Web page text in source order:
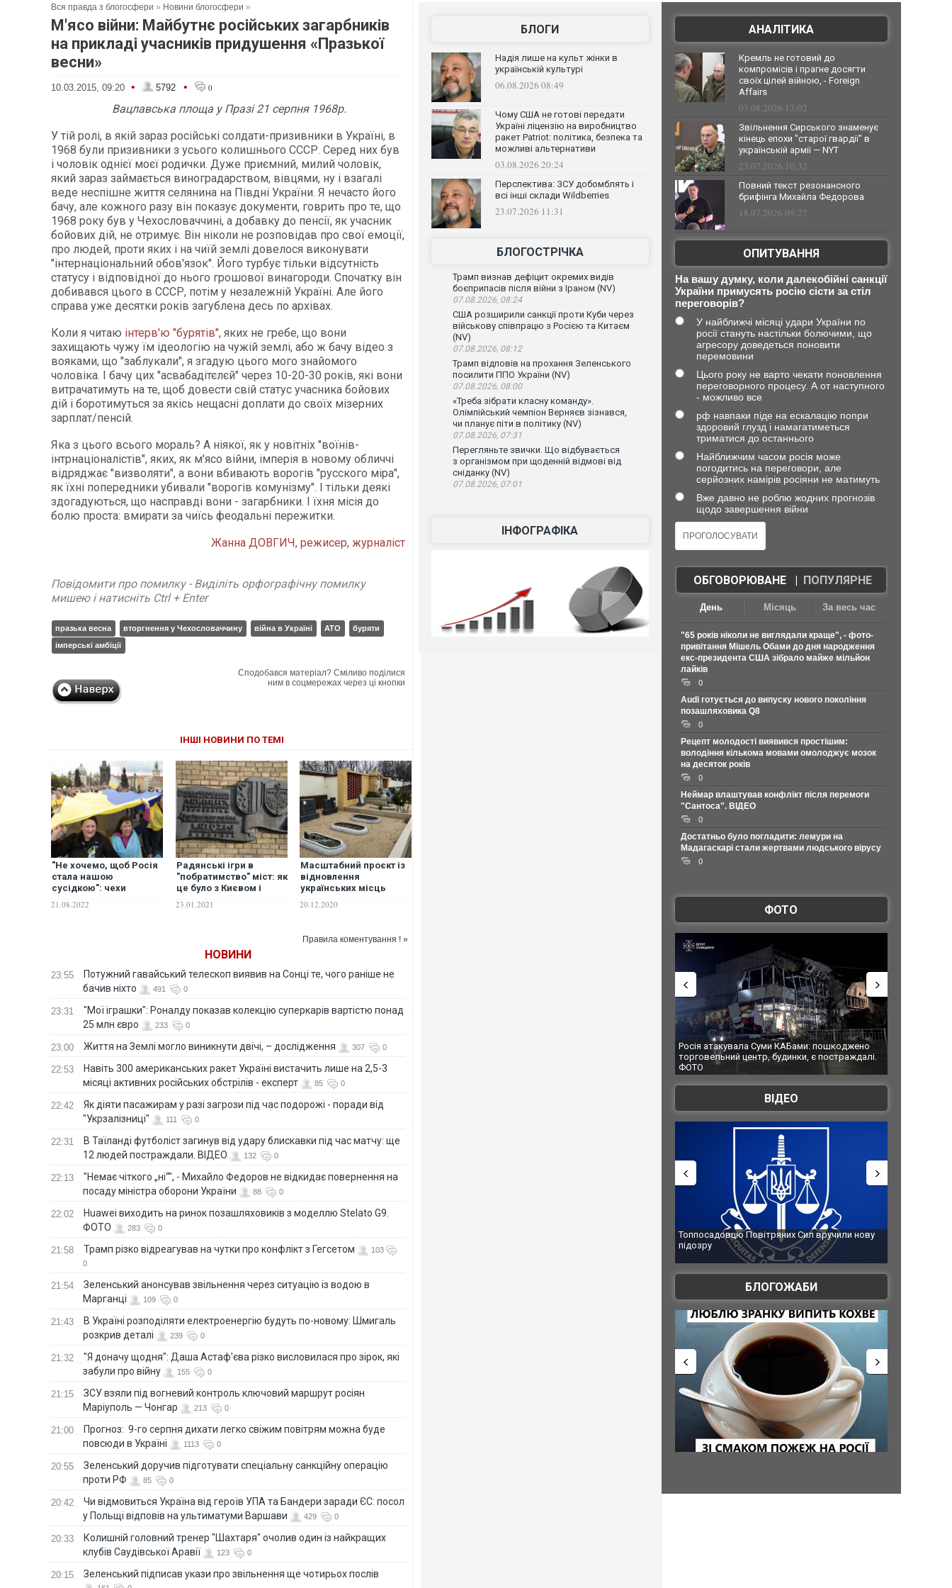
Вся правда з блогосфери » Новини блогосфери »
М'ясо війни: Майбутнє російських загарбників
на прикладі учасників придушення «Празької
весни»
10.03.2015, 09:20 • 5792 • 0
Вацлавська площа у Празі 21 серпня 1968р.
У тій ролі, в якій зараз російські солдати-призивники в Україні, в
1968 були призивники з усього колишнього СССР. Серед них був
і чоловік однієї моєї родички. Дуже приємний, милий чоловік,
який зараз займається виноградарством, вівцями, ну і взагалі
веде неспішне життя селянина на Півдні України. Я нечасто його
бачу, але кожного разу він показує документи, говрить про те, що
1968 року був у Чехословаччині, а добавку до пенсії, як учасник
бойових дій, не отримує. Він ніколи не розповідав про свої емоції,
про людей, проти яких і на чиїй землі довелося виконувати
"інтернаціональний обов'язок". Його турбує тільки відсутність
статусу і відповідної до нього грошової винагороди. Спочатку він
добивався цього в СССР, потім у незалежній Україні. Але його
справа уже десятки років загублена десь по архівах.
Коли я читаю інтерв'ю "бурятів", яких не гребе, що вони
захищають чужу їм ідеологію на чужій землі, або ж бачу відео з
вояками, що "заблукали", я згадую цього мого знайомого
чоловіка. І бачу цих "асвабадітєлєй" через 10-20-30 років, які вони
витрачатимуть на те, щоб довести свій статус учасника бойових
дій і боротимуться за якісь нещасні доплати до своїх мізерних
зарплат/пенсій.
Яка з цього всього мораль? А ніякої, як у новітніх "воїнів-
інтрнаціоналістів", яких, як м'ясо війни, імперія в новому обличчі
відряджає "визволяти", а вони вбивають ворогів "русского міра",
як їхні попередники убивали "ворогів комунізму". І тільки деякі
здогадуються, що насправді вони - загарбники. І їхня місія до
болю проста: вмирати за чиїсь феодальні пережитки.
Жанна ДОВГИЧ, режисер, журналіст
Повідомити про помилку - Виділіть орфографічну помилку
мишею і натисніть Ctrl + Enter
празька весна вторгнення у Чехословаччину війна в Україні АТО
буряти
імперські амбіції
Сподобався матеріал? Сміливо поділися
ним в соцмережах через ці кнопки
ІНШІ НОВИНИ ПО ТЕМІ
"Не хочемо, щоб Росія
стала нашою
сусідкою": чехи
підтримку України по
21.08.2022
Радянські ігри в
"побратимство" міст: як
це було з Києвом і
23.01.2021
Масштабний проєкт із
відновлення
українських місць
Чехії, - посол
20.12.2020
Правила коментування ! »
НОВИНИ
23:55
Потужний гавайський телескоп виявив на Сонці те, чого раніше не
бачив ніхто
491 0
23:31
"Мої іграшки": Роналду показав колекцію суперкарів вартістю понад
25 млн євро
233 0
23:00 Життя на Землі могло виникнути двічі, – дослідження 307 0
22:53
Навіть 300 американських ракет Україні вистачить лише на 2,5-3
місяці активних російських обстрілів - експерт
85 0
22:42
Як діяти пасажирам у разі загрози під час подорожі - поради від
"Укрзалізниці"
111 0
22:31
В Таїланді футболіст загинув від удару блискавки під час матчу: ще
12 людей постраждали. ВІДЕО
132 0
22:13
"Немає чіткого „ні“", - Михайло Федоров не відкидає повернення на
посаду міністра оборони України
88 0
22:02
Huawei виходить на ринок позашляховиків з моделлю Stelato G9.
ФОТО
283 0
21:58 Трамп різко відреагував на чутки про конфлікт з Гегсетом
103
0
21:54
Зеленський анонсував звільнення через ситуацію із водою в
Марганці
109 0
21:43
В Україні розподіляти електроенергію будуть по-новому: Шмигаль
розкрив деталі
239 0
21:32
"Я доначу щодня": Даша Астаф'єва різко висловилася про зірок, які
забули про війну
155 0
21:15
ЗСУ взяли під вогневий контроль ключовий маршрут росіян
Маріуполь — Чонгар
213 0
21:00
Прогноз: 9-го серпня дихати легко свіжим повітрям можна буде
повсюди в Україні
1113 0
20:55
Зеленський доручив підготувати спеціальну санкційну операцію
проти РФ
85 0
20:42
Чи відмовиться Україна від героїв УПА та Бандери заради ЄС: посол
у Польщі відповів на ультиматуми Варшави
429 0
20:33
Колишній головний тренер "Шахтаря" очолив один із найкращих
клубів Саудівської Аравії
123 0
20:15 Зеленський підписав укази про звільнення ще чотирьох послів
БЛОГИ
Надія лише на культ жінки в
українській культурі
06.08.2026 08:49
Чому США не готові передати
Україні ліцензію на виробництво
ракет Patriot: політика, безпека та
можливі альтернативи
03.08.2026 20:24
Перспектива: ЗСУ добомблять і
всі інші склади Wildberries
23.07.2026 11:31
БЛОГОСТРІЧКА
Трамп визнав дефіцит окремих видів
боєприпасів після війни з Іраном (NV)
07.08.2026, 08:24
США розширили санкції проти Куби через
військову співпрацю з Росією та Китаєм
(NV)
07.08.2026, 08:12
Трамп відповів на прохання Зеленського
посилити ППО України (NV)
07.08.2026, 08:00
«Треба зібрати класну команду».
Олімпійський чемпіон Верняєв зізнався,
чи планує піти в політику (NV)
07.08.2026, 07:31
Перегляньте звички. Що відбувається
з організмом при щоденній відмові від
сніданку (NV)
07.08.2026, 07:01
ІНФОГРАФІКА
АНАЛІТИКА
Кремль не готовий до
компромісів і прагне досягти
своїх цілей війною, - Foreign
Affairs
03.08.2026 13:02
Звільнення Сирського знаменує
кінець епохи "старої гвардії" в
українській армії — NYT
23.07.2026 10:32
Повний текст резонансного
брифінга Михайла Федорова
18.07.2026 09:27
ОПИТУВАННЯ
На вашу думку, коли далекобійні санкції
України примусять росію сісти за стіл
переговорів?
У найближчі місяці удари України по
росії стануть настільки болючими, що
агресору доведеться поновити
перемовини
Цього року не варто чекати поновлення
переговорного процесу. А от наступного
- можливо все
рф навпаки піде на ескалацію попри
здоровий глузд і намагатиметься
триматися до останнього
Найближчим часом росія може
погодитись на переговори, але
серйозних намірів росіяни не матимуть
Вже давно не роблю жодних прогнозів
щодо завершення війни
ОБГОВОРЮВАНЕ| ПОПУЛЯРНЕ
День Місяць За весь час
"65 років ніколи не виглядали краще", - фото-
привітання Мішель Обами до дня народження
екс-президента США зібрало майже мільйон
лайків
0
Audi готується до випуску нового покоління
позашляховика Q8
0
Рецепт молодості виявився простішим:
володіння кількома мовами омолоджує мозок
на десяток років
0
Неймар влаштував конфлікт після перемоги
"Сантоса". ВІДЕО
0
Достатньо було погладити: лемури на
Мадагаскарі стали жертвами людського вірусу
0
ФОТО
Росія атакувала Суми КАБами: пошкоджено
торговельний центр, будинки, є постраждалі.
Українські
під час ліквідації
ВІДЕО
Топпосадовцю Повітряних Сил вручили нову
підозру
Сили оборони
БЛОГОЖАБИ